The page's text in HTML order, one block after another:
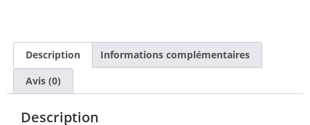
Description Informations complémentaires
Avis (0)
Description